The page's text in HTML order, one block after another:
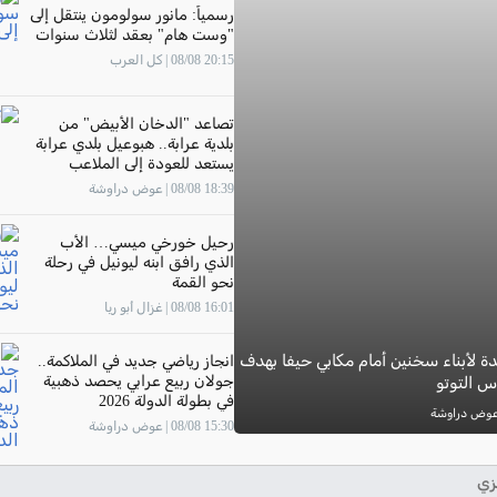
لأبناء سخنين أمام مكابي حيفا بهدف
التوتو
رسمياً: مانور سولومون ينتقل إلى
"وست هام" بعقد لثلاث سنوات
20:15 08/08 | كل العرب
تصاعد "الدخان الأبيض" من
بلدية عرابة.. هبوعيل بلدي عرابة
يستعد للعودة إلى الملاعب
18:39 08/08 | عوض دراوشة
رحيل خورخي ميسي… الأب
الذي رافق ابنه ليونيل في رحلة
نحو القمة
16:01 08/08 | غزال أبو ريا
انجاز رياضي جديد في الملاكمة..
جولان ربيع عرابي يحصد ذهبية
في بطولة الدولة 2026
15:30 08/08 | عوض دراوشة